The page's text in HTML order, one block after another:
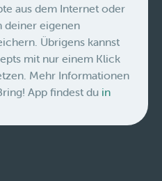
aus dem Internet oder
deiner eigenen
Übrigens kannst
mit nur einem Klick
Mehr Informationen
App findest du in